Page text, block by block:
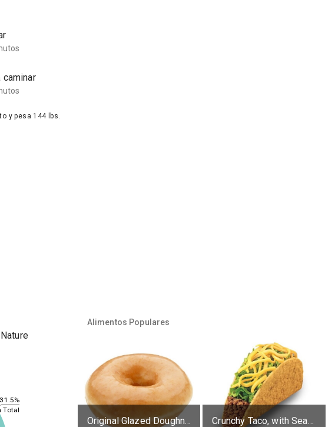
caminar
y pesa 144 lbs.
31.5%
Total
Alimentos Populares
Original Glazed Doughnut Crunchy Taco, with Seasoned Beef